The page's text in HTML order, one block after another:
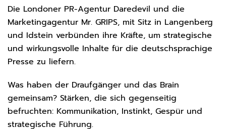
Die Londoner PR-Agentur Daredevil und die
Marketingagentur Mr. GRIPS, mit Sitz in Langenberg
und Idstein verbünden ihre Kräfte, um strategische
und wirkungsvolle Inhalte für die deutschsprachige
Presse zu liefern.
Was haben der Draufgänger und das Brain
gemeinsam? Stärken, die sich gegenseitig
befruchten: Kommunikation, Instinkt, Gespür und
strategische Führung.